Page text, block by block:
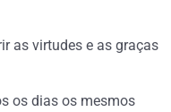
as virtudes e as graças
os dias os mesmos